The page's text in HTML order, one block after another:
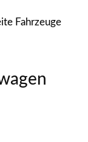
Fahrzeuge